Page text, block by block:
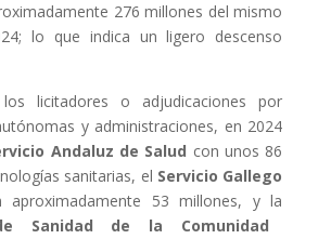
276 millones del mismo
lo que indica un ligero descenso
licitadores o adjudicaciones por
y administraciones, en 2024
Andaluz de Salud con unos 86
sanitarias, el Servicio Gallego
aproximadamente 53 millones, y la
Sanidad de la Comunidad